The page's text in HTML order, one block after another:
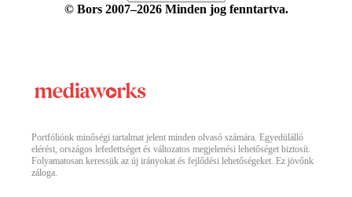
© Bors 2007–2026 Minden jog fenntartva.
Portfóliónk minőségi tartalmat jelent minden olvasó számára. Egyedülálló
elérést, országos lefedettséget és változatos megjelenési lehetőséget biztosít.
Folyamatosan keressük az új irányokat és fejlődési lehetőségeket. Ez jövőnk
záloga.